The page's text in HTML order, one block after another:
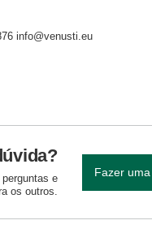
info@venusti.eu
e
os outros.
Fazer